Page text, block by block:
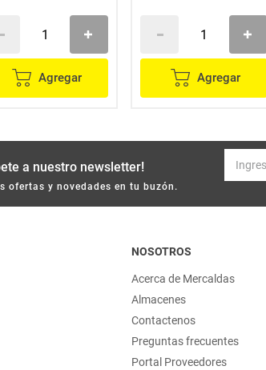
Agregar Agregar
a nuestro newsletter!
ofertas y novedades en tu buzón.
NOSOTROS
Acerca de Mercaldas
Almacenes
Contactenos
Preguntas frecuentes
Portal Proveedores